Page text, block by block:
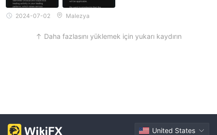
2024-07-02 Malezya
Daha fazlasını yüklemek için yukarı kaydırın
United States